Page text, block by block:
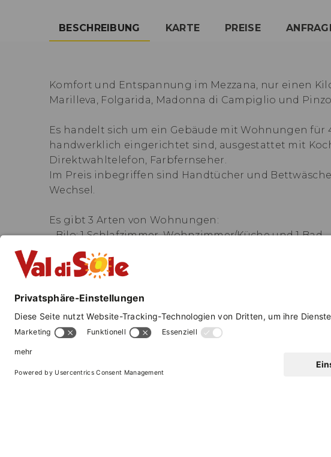
BESCHREIBUNG KARTE PREISE
Komfort und Entspannung im Mezzana, nur einen
Marilleva, Folgarida, Madonna di Campiglio und
Es handelt sich um ein Gebäude mit Wohnungen für
handwerklich eingerichtet sind, ausgestattet mit
Direktwahltelefon, Farbfernseher.
Im Preis inbegriffen sind Handtücher und
Wechsel.
Es gibt 3 Arten von Wohnungen:
- Bilo: 1 Schlafzimmer, Wohnzimmer/Küche und 1 Bad
- Trilo: 2 Schlafzimmer (davon 1 mit Etagenbett),
- Trilo Spezial: 2 Doppel- oder Ehebettzimmer,
(nur in der neuen Dependance 50 m vom
Parkplatz inbegriffen
Kostenloses WLAN
Endreinigung extra: 50,00 Euro für Bilo- und Trilo-